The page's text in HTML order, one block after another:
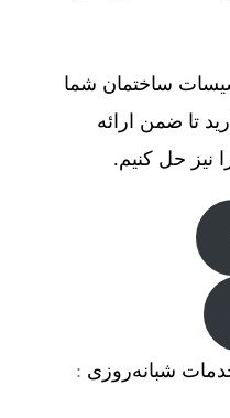
ساختمان شما
تا ضمن ارائه
نیز حل کنیم.
شبانه‌روزی :